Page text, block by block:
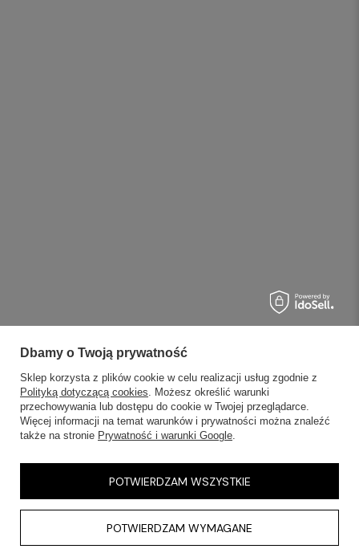
Dbamy o Twoją prywatność
Sklep korzysta z plików cookie w celu realizacji usług zgodnie z
Polityką dotyczącą cookies. Możesz określić warunki
przechowywania lub dostępu do cookie w Twojej przeglądarce.
Więcej informacji na temat warunków i prywatności można znaleźć
także na stronie Prywatność i warunki Google.
POTWIERDZAM WYMAGANE
POTWIERDZAM WSZYSTKIE